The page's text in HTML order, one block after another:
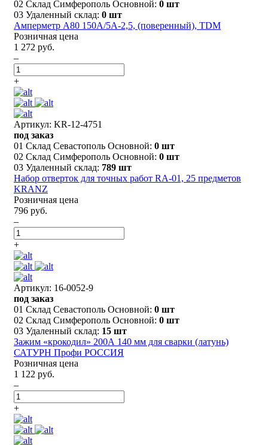
02 Склад Симферополь Основной: 0 шт
03 Удаленный склад: 0 шт
Амперметр А80 150А/5А-2,5, (поверенный), TDM
Розничная цена
1 272 руб.
–
+
Артикул: KR-12-4751
под заказ
01 Склад Севастополь Основной: 0 шт
02 Склад Симферополь Основной: 0 шт
03 Удаленный склад: 789 шт
Набор отверток для точных работ RA-01, 25 предметов
KRANZ
Розничная цена
796 руб.
–
+
Артикул: 16-0052-9
под заказ
01 Склад Севастополь Основной: 0 шт
02 Склад Симферополь Основной: 0 шт
03 Удаленный склад: 15 шт
Зажим «крокодил» 200А 140 мм для сварки (латунь)
САТУРН Профи РОССИЯ
Розничная цена
1 122 руб.
–
+